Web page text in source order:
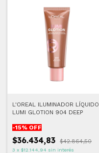
L'OREAL ILUMINADOR LÍQUIDO
LUMI GLOTION 904 DEEP
-15% OFF
$36.434,83 $42.864,50
3 x $12.144,94 sin interés